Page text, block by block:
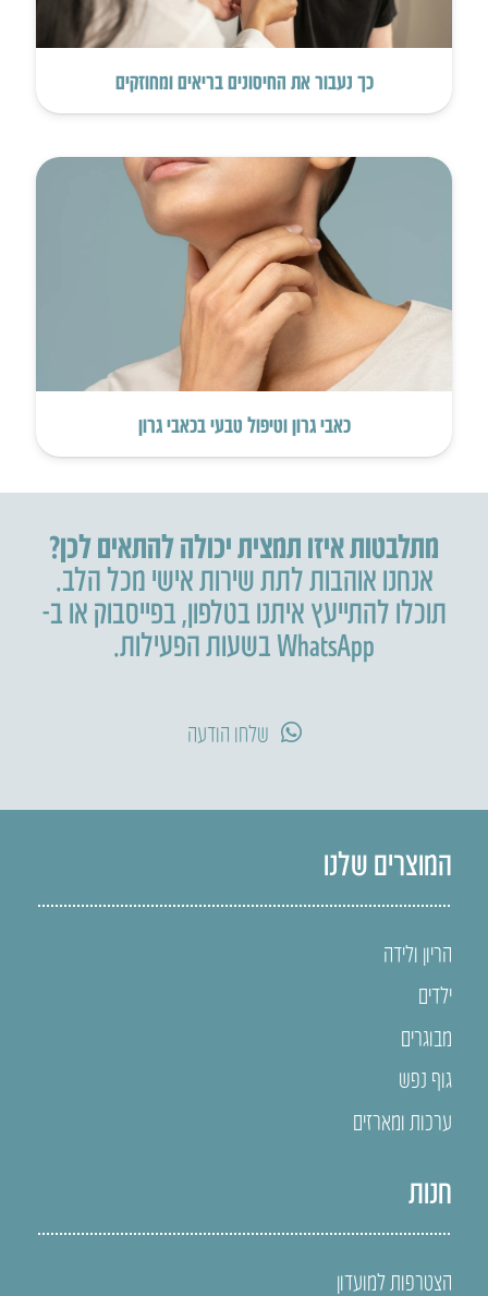
כך נעבור את החיסונים בריאים ומחוזקים
כאבי גרון וטיפול טבעי בכאבי גרון
מתלבטות איזו תמצית יכולה להתאים לכן?
אנחנו אוהבות לתת שירות אישי מכל הלב.
תוכלו להתייעץ איתנו בטלפון,בפייסבוק או ב-
WhatsApp בשעות הפעילות.
שלחו הודעה
המוצרים שלנו
הריון ולידה
ילדים
מבוגרים
גוף נפש
ערכות ומארזים
חנות
הצטרפות למועדון